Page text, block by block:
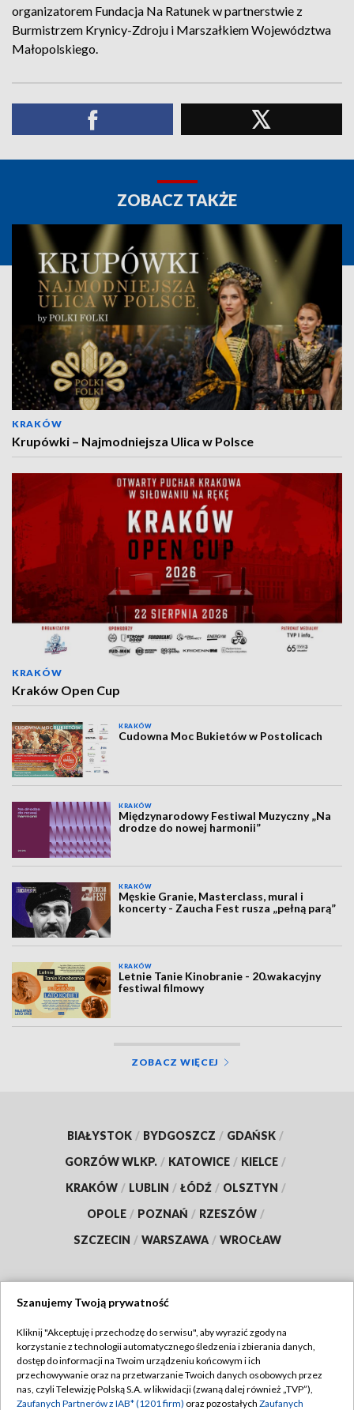
organizatorem Fundacja Na Ratunek w partnerstwie z
Burmistrzem Krynicy-Zdroju i Marszałkiem Województwa
Małopolskiego.
ZOBACZ TAKŻE
KRAKÓW
Krupówki – Najmodniejsza Ulica w Polsce
KRAKÓW
Kraków Open Cup
KRAKÓW
Cudowna Moc Bukietów w Postolicach
KRAKÓW
Międzynarodowy Festiwal Muzyczny „Na
drodze do nowej harmonii”
KRAKÓW
Męskie Granie, Masterclass, mural i
koncerty - Zaucha Fest rusza „pełną parą”
KRAKÓW
Letnie Tanie Kinobranie - 20.wakacyjny
festiwal filmowy
ZOBACZ WIĘCEJ
BIAŁYSTOK / BYDGOSZCZ / GDAŃSK /
GORZÓW WLKP. / KATOWICE / KIELCE /
KRAKÓW / LUBLIN / ŁÓDŹ / OLSZTYN /
OPOLE / POZNAŃ / RZESZÓW /
SZCZECIN / WARSZAWA / WROCŁAW
TVP
Abonament TVP
Emisja w TVP
Regulamin TVP
Polityka prywatności
Szanujemy Twoją prywatność
Kliknij "Akceptuję i przechodzę do serwisu", aby wyrazić zgody na
korzystanie z technologii automatycznego śledzenia i zbierania danych,
dostęp do informacji na Twoim urządzeniu końcowym i ich
przechowywanie oraz na przetwarzanie Twoich danych osobowych przez
nas, czyli Telewizję Polską S.A. w likwidacji (zwaną dalej również „TVP”),
Zaufanych Partnerów z IAB* (1201 firm) oraz pozostałych Zaufanych